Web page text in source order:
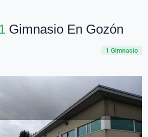
1 Gimnasio En Gozón
1 Gimnasio